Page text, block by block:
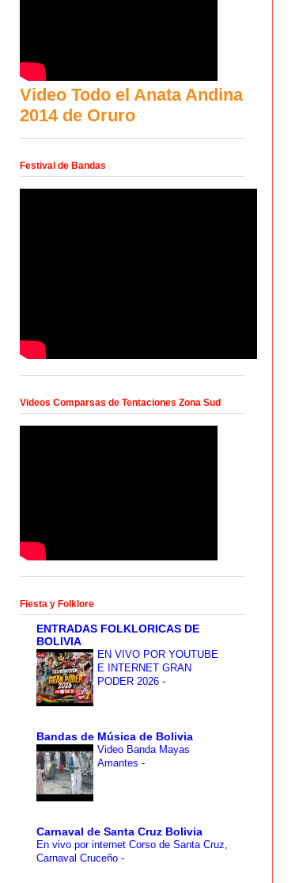
Video Todo el Anata Andina
2014 de Oruro
Festival de Bandas
Videos Comparsas de Tentaciones Zona Sud
Fiesta y Folklore
ENTRADAS FOLKLORICAS DE
BOLIVIA
EN VIVO POR YOUTUBE
E INTERNET GRAN
PODER 2026 -
Bandas de Música de Bolivia
Video Banda Mayas
Amantes -
Carnaval de Santa Cruz Bolivia
En vivo por internet Corso de Santa Cruz,
Carnaval Cruceño -